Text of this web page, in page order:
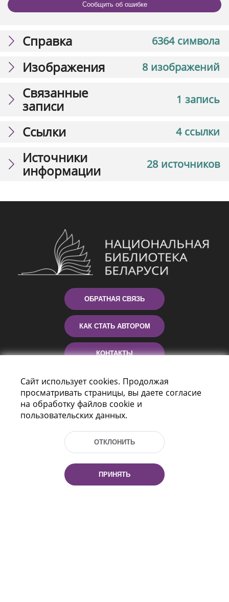
Сообщить об ошибке
6364 символа
Справка
8 изображений
Изображения
1 запись
Связанные
записи
4 ссылки
Ссылки
28 источников
Источники
информации
ОБРАТНАЯ СВЯЗЬ
КАК СТАТЬ АВТОРОМ
КОНТАКТЫ
ПОМОЩЬ
Пр-т Независимости 116
Сайт использует cookies. Продолжая
просматривать страницы, вы даете согласие
на обработку файлов cookie и
пользовательских данных.
ОТКЛОНИТЬ
ПРИНЯТЬ